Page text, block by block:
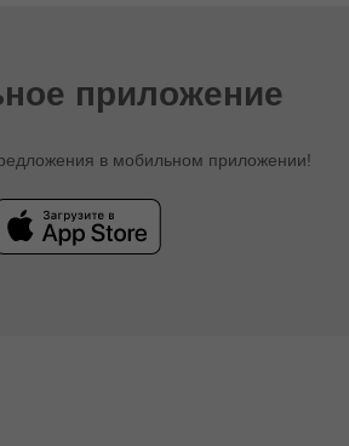
приложение
в мобильном приложении!